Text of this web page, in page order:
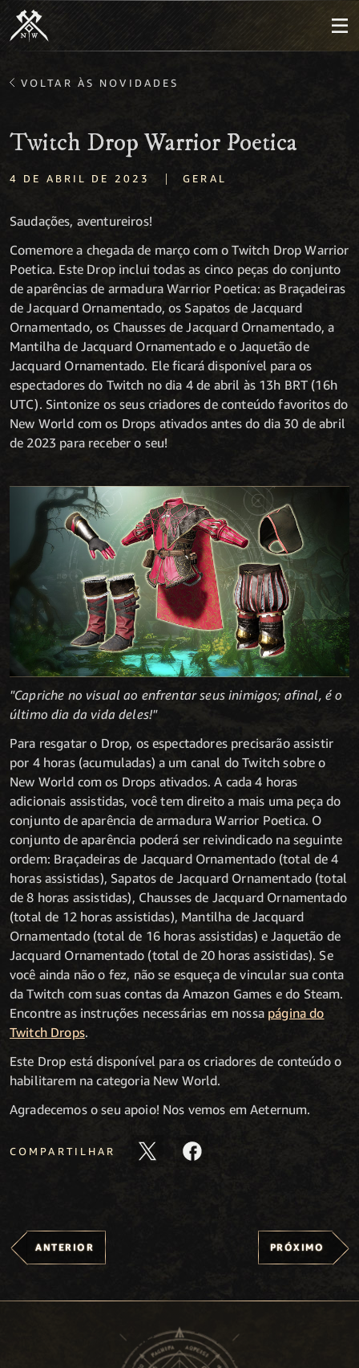
VOLTAR ÀS NOVIDADES
Twitch Drop Warrior Poetica
4 DE ABRIL DE 2023 | GERAL
Saudações, aventureiros!
Comemore a chegada de março com o Twitch Drop Warrior
Poetica. Este Drop inclui todas as cinco peças do conjunto
de aparências de armadura Warrior Poetica: as Braçadeiras
de Jacquard Ornamentado, os Sapatos de Jacquard
Ornamentado, os Chausses de Jacquard Ornamentado, a
Mantilha de Jacquard Ornamentado e o Jaquetão de
Jacquard Ornamentado. Ele ficará disponível para os
espectadores do Twitch no dia 4 de abril às 13h BRT (16h
UTC). Sintonize os seus criadores de conteúdo favoritos do
New World com os Drops ativados antes do dia 30 de abril
de 2023 para receber o seu!
"Capriche no visual ao enfrentar seus inimigos; afinal, é o
último dia da vida deles!"
Para resgatar o Drop, os espectadores precisarão assistir
por 4 horas (acumuladas) a um canal do Twitch sobre o
New World com os Drops ativados. A cada 4 horas
adicionais assistidas, você tem direito a mais uma peça do
conjunto de aparência de armadura Warrior Poetica. O
conjunto de aparência poderá ser reivindicado na seguinte
ordem: Braçadeiras de Jacquard Ornamentado (total de 4
horas assistidas), Sapatos de Jacquard Ornamentado (total
de 8 horas assistidas), Chausses de Jacquard Ornamentado
(total de 12 horas assistidas), Mantilha de Jacquard
Ornamentado (total de 16 horas assistidas) e Jaquetão de
Jacquard Ornamentado (total de 20 horas assistidas). Se
você ainda não o fez, não se esqueça de vincular sua conta
da Twitch com suas contas da Amazon Games e do Steam.
Encontre as instruções necessárias em nossa página do
Twitch Drops.
Este Drop está disponível para os criadores de conteúdo o
habilitarem na categoria New World.
Agradecemos o seu apoio! Nos vemos em Aeternum.
COMPARTILHAR
ANTERIOR PRÓXIMO